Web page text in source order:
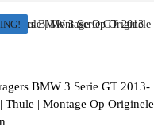
BMW 3 Serie GT 2013-
Thule | Montage Op Originele